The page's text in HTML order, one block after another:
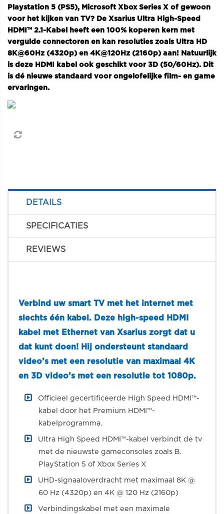
Playstation 5 (PS5), Microsoft Xbox Series X of gewoon
voor het kijken van TV? De Xsarius Ultra High-Speed
HDMI™ 2.1-Kabel heeft een 100% koperen kern met
vergulde connectoren en kan resoluties zoals Ultra HD
8K@60Hz (4320p) en 4K@120Hz (2160p) aan! Natuurlijk
is deze HDMI kabel ook geschikt voor 3D (50/60Hz). Dit
is dé nieuwe standaard voor ongelofelijke film- en game
ervaringen.
DETAILS
SPECIFICATIES
REVIEWS
Verbind uw smart TV met het internet met
slechts één kabel. Deze high-speed HDMI
kabel met Ethernet van Xsarius zorgt dat u
dat kunt doen! Hij ondersteunt standaard
video’s met een resolutie van maximaal 4K
en 3D video’s met een resolutie tot 1080p.
Officieel gecertificeerde High Speed ​​HDMI™-
kabel door het Premium HDMI™-
kabelprogramma.
Ultra High Speed ​​​​HDMI™-kabel verbindt de tv
met de nieuwste gameconsoles zoals B.
PlayStation 5 of Xbox Series X
UHD-signaaloverdracht met maximaal 8K @
60 Hz (4320p) en 4K @ 120 Hz (2160p)
Verbindingskabel met een maximale